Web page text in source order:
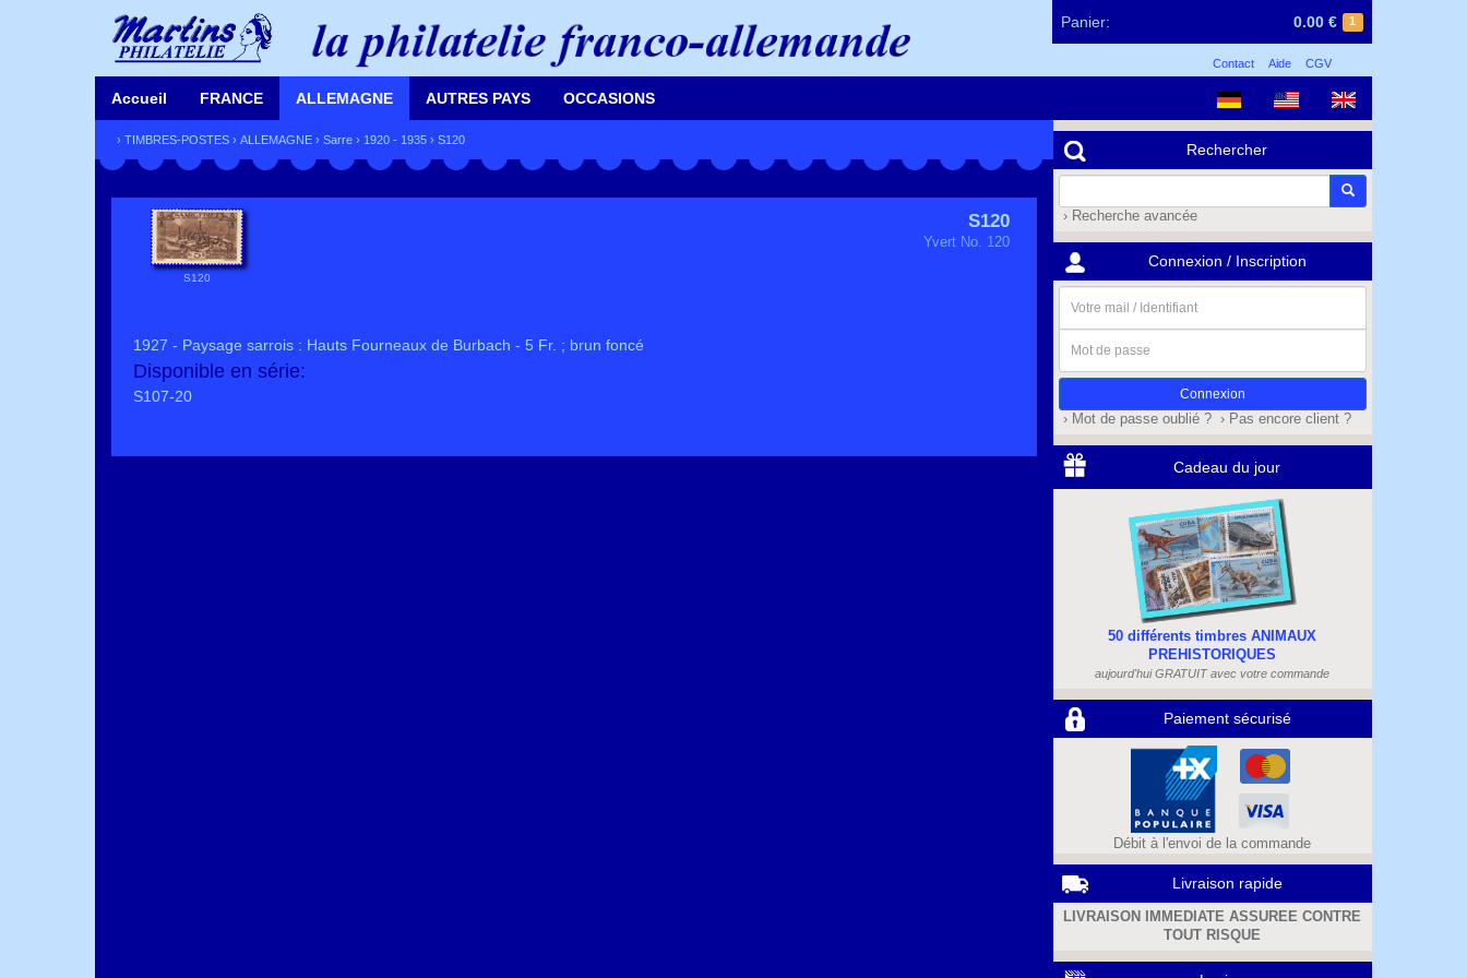
Panier: 1
0.00 €
Contact Aide CGV
Accueil FRANCE ALLEMAGNE AUTRES PAYS OCCASIONS
› TIMBRES-POSTES › ALLEMAGNE › Sarre › 1920 - 1935 › S120
S120
S120
Yvert No. 120
1927 - Paysage sarrois : Hauts Fourneaux de Burbach - 5 Fr. ; brun foncé
Disponible en série:
S107-20
Rechercher
› Recherche avancée
Connexion / Inscription
mail
/
Identifiant
de
passe
› Mot de passe oublié ? › Pas encore client ?
Cadeau du jour
50 différents timbres ANIMAUX
PREHISTORIQUES
aujourd'hui GRATUIT avec votre commande
Paiement sécurisé
Débit à l'envoi de la commande
Livraison rapide
LIVRAISON IMMEDIATE ASSUREE CONTRE
TOUT RISQUE